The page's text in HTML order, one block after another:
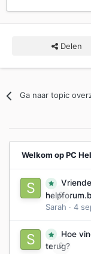
Delen
Ga naar topic
Welkom op PC
0
Sarah · 4
0
Hoe
terug?